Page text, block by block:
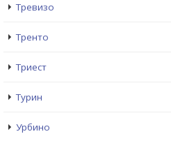
Тревизо
Тренто
Триест
Турин
Урбино